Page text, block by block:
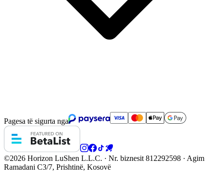
Pagesa të sigurta nga
©2026 Horizon LuShen L.L.C. · Nr. biznesit 812292598 · Agim
Ramadani C3/7, Prishtinë, Kosovë